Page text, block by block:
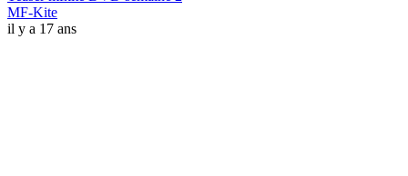
MF-Kite
il y a 17 ans